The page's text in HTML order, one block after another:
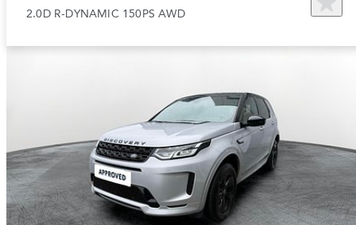
2.0D R-DYNAMIC 150PS AWD